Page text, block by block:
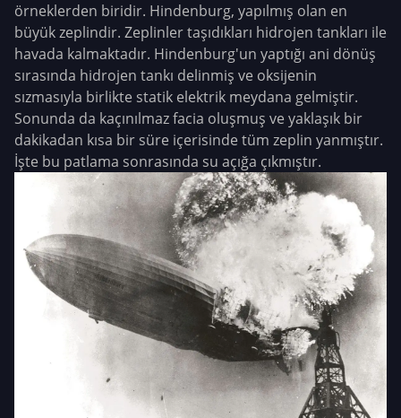
örneklerden biridir. Hindenburg, yapılmış olan en
büyük zeplindir. Zeplinler taşıdıkları hidrojen tankları ile
havada kalmaktadır. Hindenburg'un yaptığı ani dönüş
sırasında hidrojen tankı delinmiş ve oksijenin
sızmasıyla birlikte statik elektrik meydana gelmiştir.
Sonunda da kaçınılmaz facia oluşmuş ve yaklaşık bir
dakikadan kısa bir süre içerisinde tüm zeplin yanmıştır.
İşte bu patlama sonrasında su açığa çıkmıştır.